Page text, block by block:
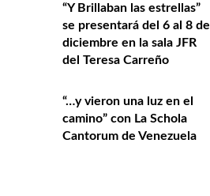
“Y Brillaban las estrellas”
se presentará del 6 al 8 de
diciembre en la sala JFR
del Teresa Carreño
“…y vieron una luz en el
camino” con La Schola
Cantorum de Venezuela